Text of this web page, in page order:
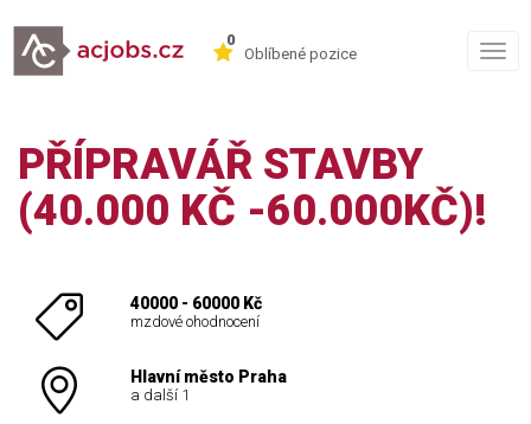
0
Oblíbené pozice
PŘÍPRAVÁŘ STAVBY
(40.000 KČ -60.000KČ)!
40000 - 60000 Kč
mzdové ohodnocení
Hlavní město Praha
a další 1